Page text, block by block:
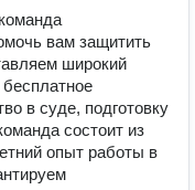
вам защитить
широкий
в суде, подготовку
состоит из
опыт работы в